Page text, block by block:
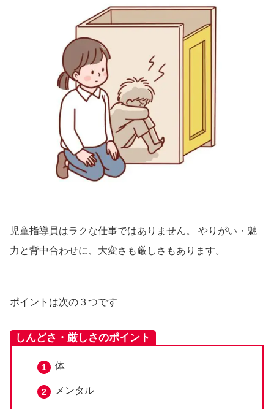
児童指導員はラクな仕事ではありません。 やりがい・魅
力と背中合わせに、大変さも厳しさもあります。
ポイントは次の３つです
しんどさ・厳しさのポイント
体
メンタル